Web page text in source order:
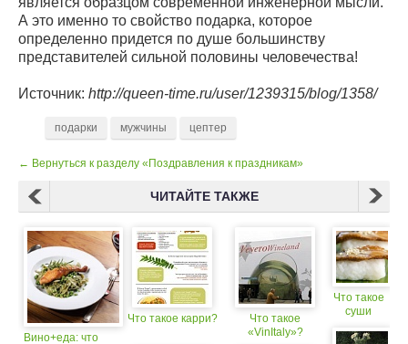
А это именно то свойство подарка, которое
определенно придется по душе большинству
представителей сильной половины человечества!
Источник: http://queen-time.ru/user/1239315/blog/1358/
подарки мужчины цептер
← Вернуться к разделу «Поздравления к праздникам»
ЧИТАЙТЕ ТАКЖЕ
Вино+еда: что
Что такое карри?
Что такое
«VinItaly»?
Что такое
суши